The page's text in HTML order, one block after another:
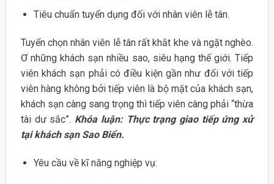
Tiêu chuẩn tuyển dụng đối với nhân viên lễ tân.
Tuyển chọn nhân viên lễ tân rất khắt khe và ngặt nghèo.
Ơ những khách sạn nhiều sao, siêu hạng thế giới. Tiếp
viên khách sạn phải có điều kiện gần như đối với tiếp
viên hàng không bởi tiếp viên là bộ mặt của khách sạn,
khách sạn càng sang trọng thì tiếp viên càng phải “thừa
tài dư sắc”. Khóa luận: Thực trạng giao tiếp ứng xử
tại khách sạn Sao Biển.
Yêu cầu về kĩ năng nghiệp vụ: